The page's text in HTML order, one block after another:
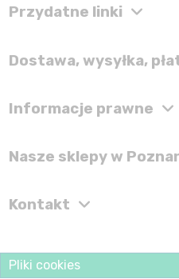
Przydatne linki
Dostawa, wysyłka,
Informacje prawne
Nasze sklepy w
Kontakt
Pliki cookies